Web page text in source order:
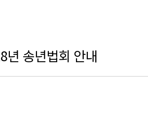
년 송년법회 안내